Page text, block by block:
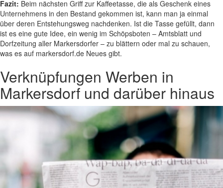
Fazit: Beim nächsten Griff zur Kaffeetasse, die als Geschenk eines
Unternehmens in den Bestand gekommen ist, kann man ja einmal
über deren Entstehungsweg nachdenken. Ist die Tasse gefüllt, dann
ist es eine gute Idee, ein wenig im Schöpsboten – Amtsblatt und
Dorfzeitung aller Markersdorfer – zu blättern oder mal zu schauen,
was es auf markersdorf.de Neues gibt.
Verknüpfungen Werben in
Markersdorf und darüber hinaus